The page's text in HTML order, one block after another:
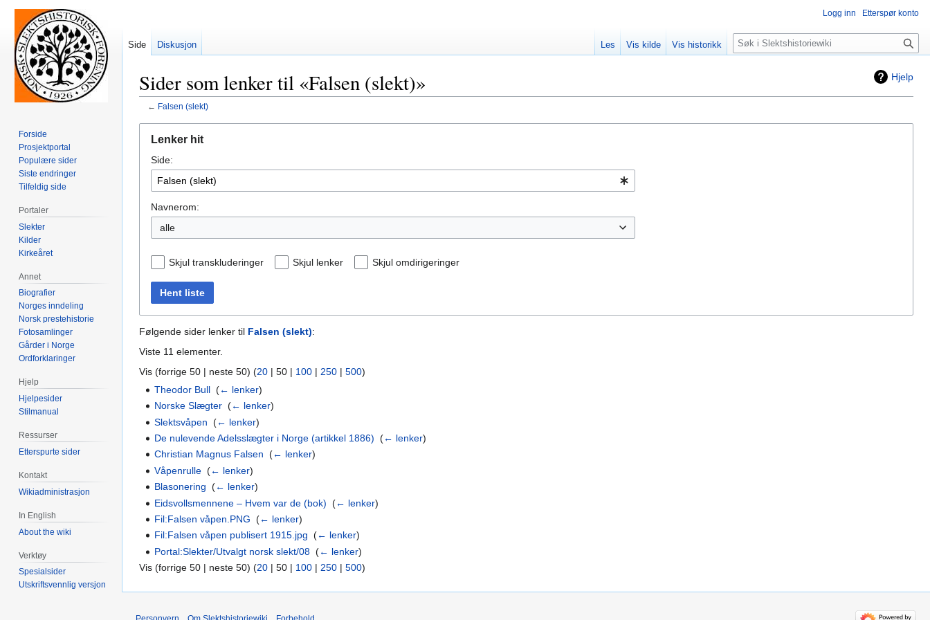
Hjelp
Sider som lenker til «Falsen (slekt)»
← Falsen (slekt)
navigering
søk
Lenker hit
Side:
Navnerom:
alle
Skjul transkluderinger Skjul lenker Skjul omdirigeringer
Hent liste
Følgende sider lenker til Falsen (slekt):
Viste 11 elementer.
Vis (forrige 50 | neste 50) (20 | 50 | 100 | 250 | 500)
Theodor Bull ‎(← lenker)
Norske Slægter ‎(← lenker)
Slektsvåpen ‎(← lenker)
De nulevende Adelsslægter i Norge (artikkel 1886) ‎(← lenker)
Christian Magnus Falsen ‎(← lenker)
Våpenrulle ‎(← lenker)
Blasonering ‎(← lenker)
Eidsvollsmennene – Hvem var de (bok) ‎(← lenker)
Fil:Falsen våpen.PNG ‎(← lenker)
Fil:Falsen våpen publisert 1915.jpg ‎(← lenker)
Portal:Slekter/Utvalgt norsk slekt/08 ‎(← lenker)
Vis (forrige 50 | neste 50) (20 | 50 | 100 | 250 | 500)
Logg inn Etterspør konto
Side Diskusjon Les Vis kilde Vis historikk
Søk
Forside
Prosjektportal
Populære sider
Siste endringer
Tilfeldig side
Portaler
Slekter
Kilder
Kirkeåret
Annet
Biografier
Norges inndeling
Norsk prestehistorie
Fotosamlinger
Gårder i Norge
Ordforklaringer
Hjelp
Hjelpesider
Stilmanual
Ressurser
Etterspurte sider
Kontakt
Wikiadministrasjon
In English
About the wiki
Verktøy
Spesialsider
Utskriftsvennlig versjon